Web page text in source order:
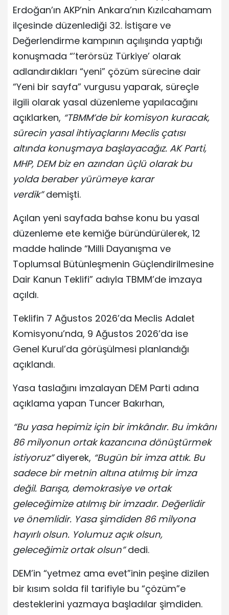
Erdoğan’ın AKP’nin Ankara’nın Kızılcahamam
ilçesinde düzenlediği 32. İstişare ve
Değerlendirme kampının açılışında yaptığı
konuşmada “’terörsüz Türkiye’ olarak
adlandırdıkları “yeni” çözüm sürecine dair
“Yeni bir sayfa” vurgusu yaparak, süreçle
ilgili olarak yasal düzenleme yapılacağını
açıklarken, “TBMM’de bir komisyon kuracak,
sürecin yasal ihtiyaçlarını Meclis çatısı
altında konuşmaya başlayacağız. AK Parti,
MHP, DEM biz en azından üçlü olarak bu
yolda beraber yürümeye karar
verdik”demişti.
Açılan yeni sayfada bahse konu bu yasal
düzenleme ete kemiğe büründürülerek, 12
madde halinde “Milli Dayanışma ve
Toplumsal Bütünleşmenin Güçlendirilmesine
Dair Kanun Teklifi” adıyla TBMM’de imzaya
açıldı.
Teklifin 7 Ağustos 2026’da Meclis Adalet
Komisyonu’nda, 9 Ağustos 2026’da ise
Genel Kurul’da görüşülmesi planlandığı
açıklandı.
Yasa taslağını imzalayan DEM Parti adına
açıklama yapan Tuncer Bakırhan,
“Bu yasa hepimiz için bir imkândır. Bu imkânı
86 milyonun ortak kazancına dönüştürmek
istiyoruz”diyerek, “Bugün bir imza attık. Bu
sadece bir metnin altına atılmış bir imza
değil. Barışa, demokrasiye ve ortak
geleceğimize atılmış bir imzadır. Değerlidir
ve önemlidir. Yasa şimdiden 86 milyona
hayırlı olsun. Yolumuz açık olsun,
geleceğimiz ortak olsun”dedi.
DEM’in “yetmez ama evet”inin peşine dizilen
bir kısım solda fil tarifiyle bu “çözüm”e
desteklerini yazmaya başladılar şimdiden.